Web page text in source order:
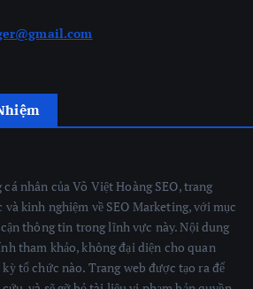
nhân của Võ Việt Hoàng SEO, trang
kinh nghiệm về SEO Marketing, với mục
thông tin trong lĩnh vực này. Nội dung
tham khảo, không đại diện cho quan
tổ chức nào. Trang web được tạo ra để